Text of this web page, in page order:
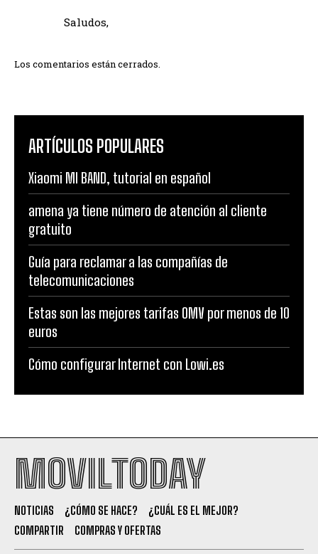
Saludos,
Los comentarios están cerrados.
ARTÍCULOS POPULARES
Xiaomi MI BAND, tutorial en español
amena ya tiene número de atención al cliente
gratuito
Guía para reclamar a las compañías de
telecomunicaciones
Estas son las mejores tarifas OMV por menos de 10
euros
Cómo configurar Internet con Lowi.es
MOVILTODAY
NOTICIAS ¿CÓMO SE HACE?
¿CUÁL ES EL MEJOR?
COMPARTIR
COMPRAS Y OFERTAS